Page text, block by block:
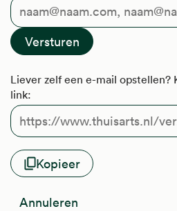
Liever zelf een e-mail opstellen?
link:
Kopieer
Annuleren